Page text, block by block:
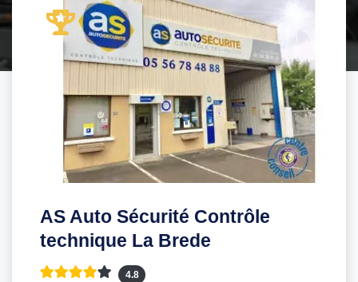
AS Auto Sécurité Contrôle
technique La Brede
4.8